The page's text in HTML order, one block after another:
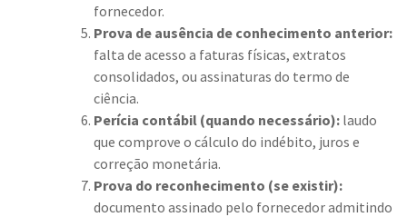
fornecedor.
Prova de ausência de conhecimento anterior:
falta de acesso a faturas físicas, extratos
consolidados, ou assinaturas do termo de
ciência.
Perícia contábil (quando necessário): laudo
que comprove o cálculo do indébito, juros e
correção monetária.
Prova do reconhecimento (se existir):
documento assinado pelo fornecedor admitindo